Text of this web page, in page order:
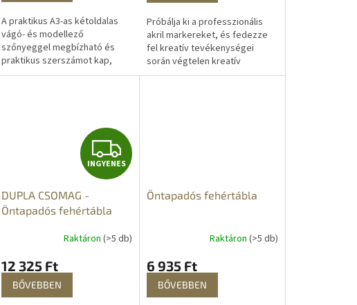
A praktikus A3-as kétoldalas
vágó- és modellező
szőnyeggel megbízható és
praktikus szerszámot kap,
amellyel tökéletes vágási
Próbálja ki a professzionális
akril markereket, és fedezze
fel kreatív tevékenységei
során végtelen kreatív
lehetőségeiket. Úgy tervezték,
I
N
Y
INGYENES
DUPLA CSOMAG -
Öntapadós fehértábla
Raktáron(>5 db)
12 325 Ft
BŐVEBBEN
Öntapadós fehértábla
Raktáron (>5 db)
6 935 Ft
BŐVEBBEN